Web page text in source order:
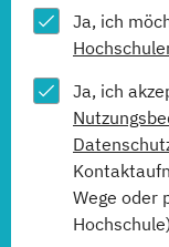
Ja, ich
Ja, ich
Wege oder